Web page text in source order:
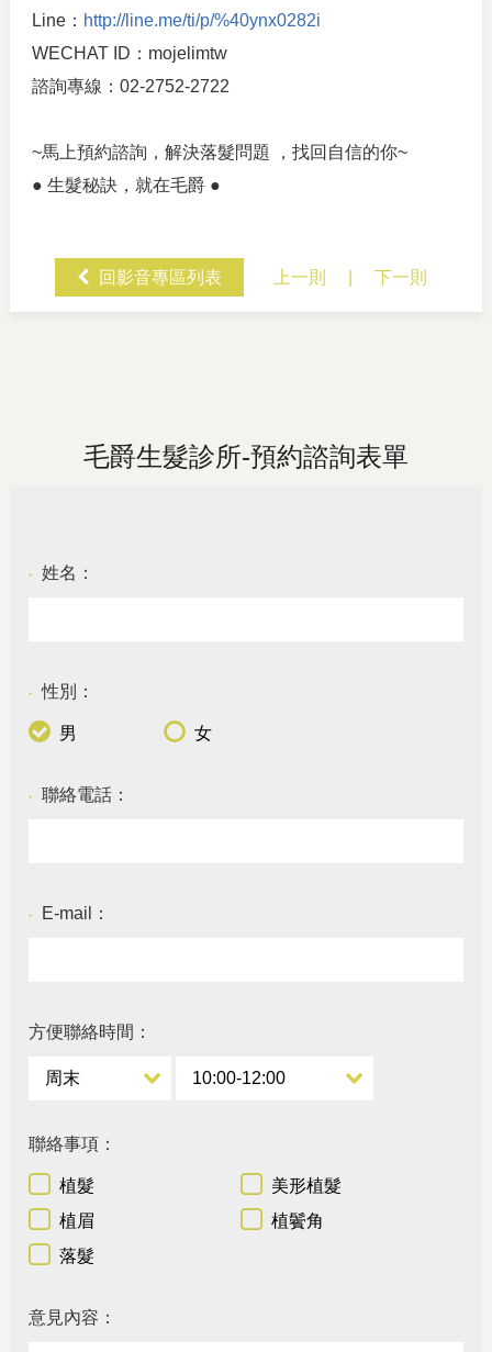
Line： http://line.me/ti/p/%40ynx0282i
WECHAT ID：mojelimtw
諮詢專線：02-2752-2722
~馬上預約諮詢，解決落髮問題 ，找回自信的你~
● 生髮秘訣，就在毛爵 ●
回影音專區列表 上一則 |下一則
毛爵生髮診所-預約諮詢表單
● 姓名：
● 性別：
男 女
● 聯絡電話：
● E-mail：
方便聯絡時間：
聯絡事項：
植髮
美形植髮
植眉
植鬢角
落髮
意見內容：